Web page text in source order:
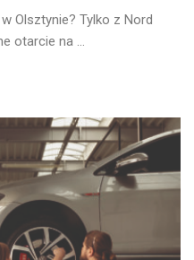
Olsztynie? Tylko z Nord
otarcie na ...